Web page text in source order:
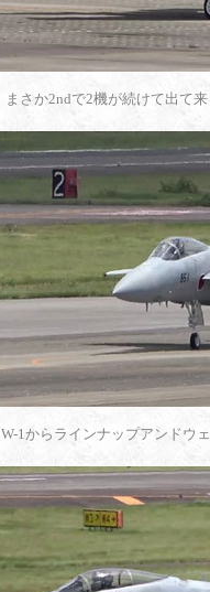
まさか2ndで2機が続けて出て
W-1からラインナップアンドウ